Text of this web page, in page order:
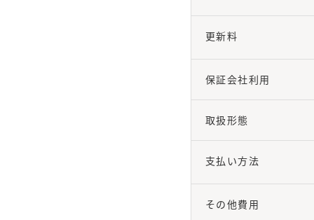
更新料
保証会社利用
取扱形態
支払い方法
その他費用